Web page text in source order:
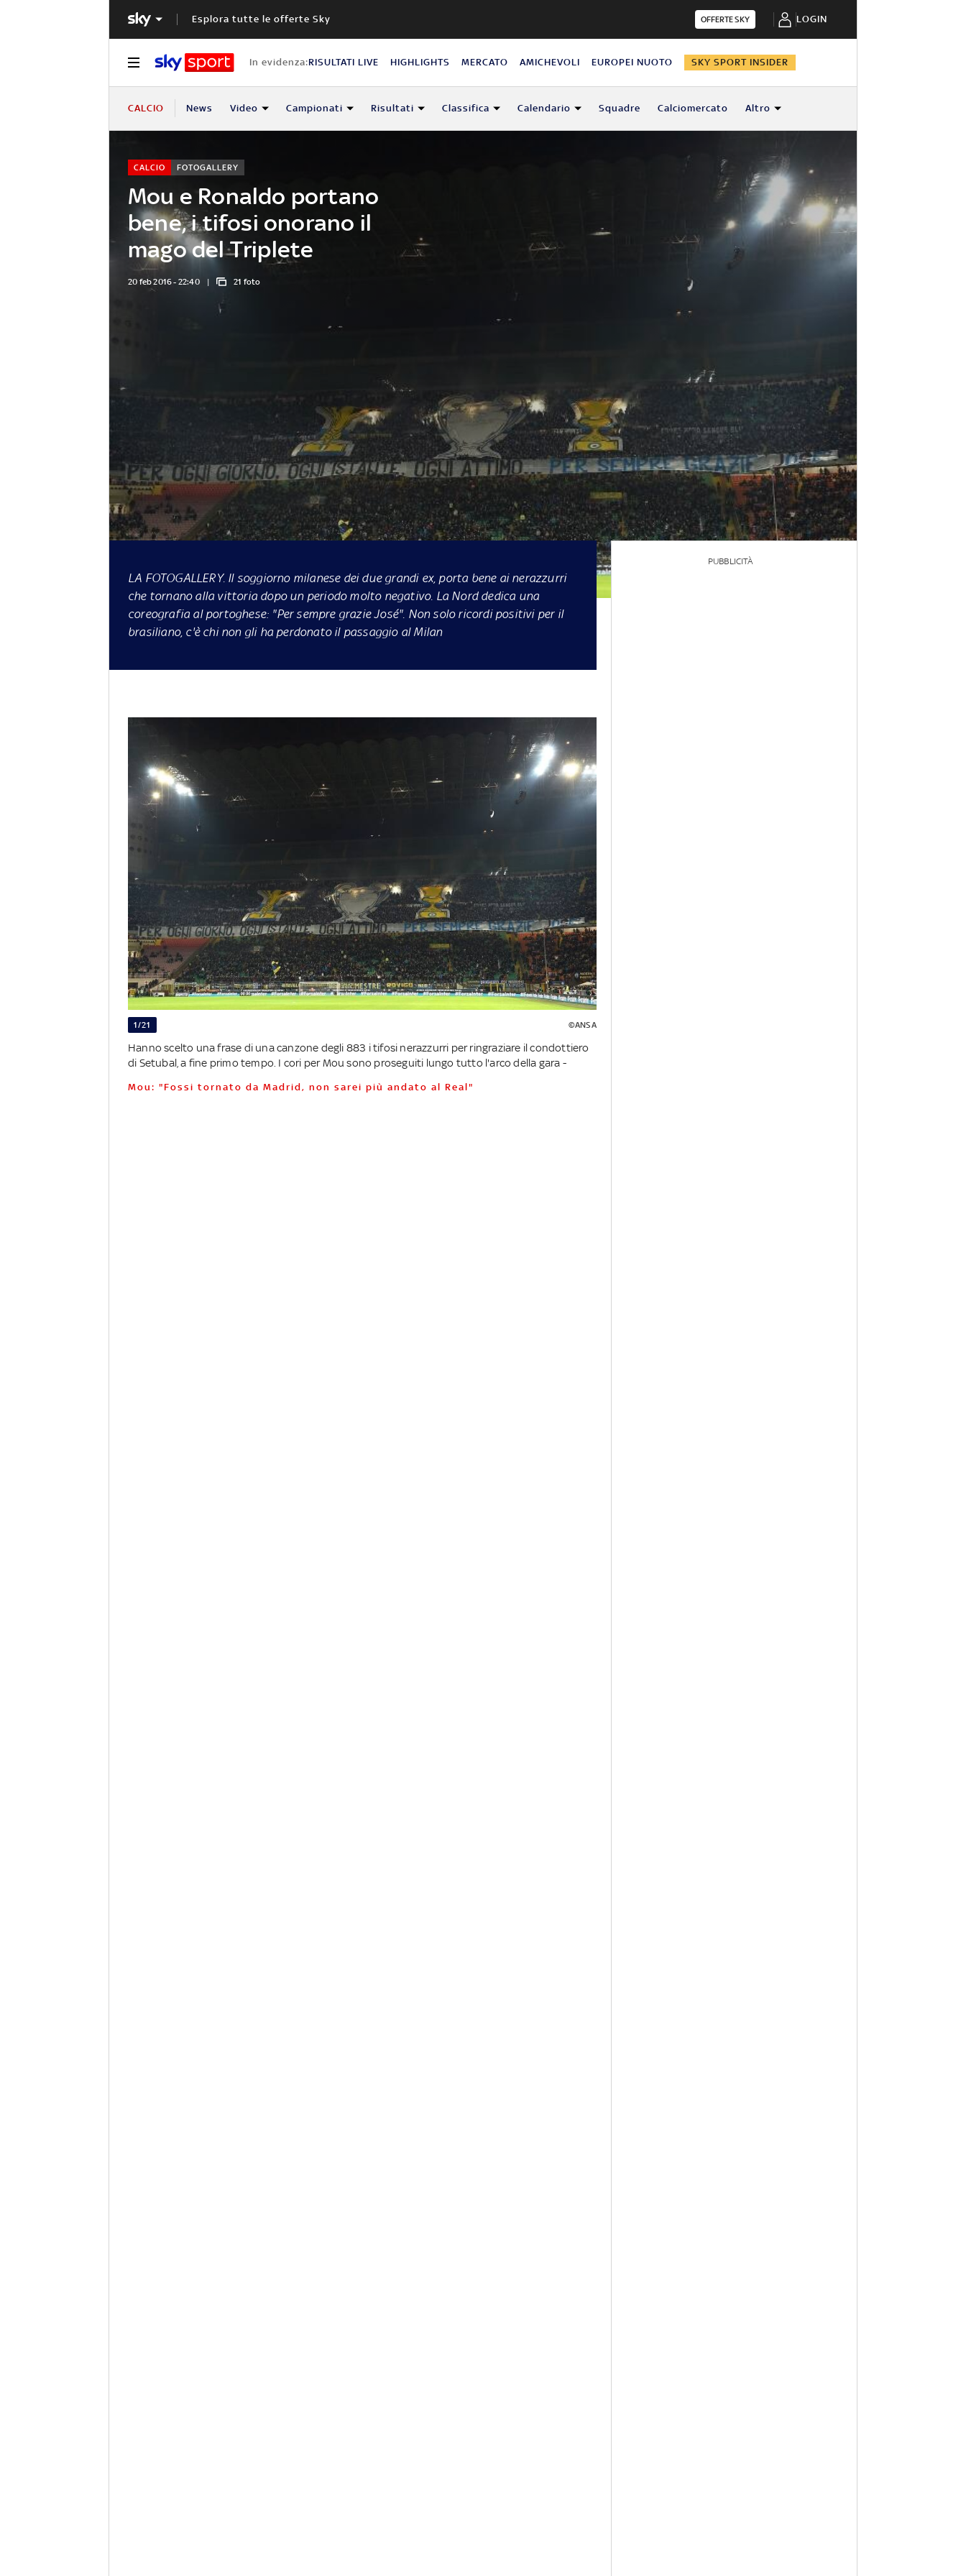
Esplora tutte le offerte Sky OFFERTE SKY LOGIN
In evidenza:RISULTATI LIVE HIGHLIGHTS MERCATO AMICHEVOLI EUROPEI NUOTO SKY SPORT INSIDER
CALCIO News Video Campionati Risultati Classifica Calendario Squadre Calciomercato Altro
Mou e Ronaldo portano
bene, i tifosi onorano il
mago del Triplete
CALCIO FOTOGALLERY
20 feb 2016 - 22:40 21 foto
LA FOTOGALLERY. Il soggiorno milanese dei due grandi ex, porta bene ai nerazzurri
che tornano alla vittoria dopo un periodo molto negativo. La Nord dedica una
coreografia al portoghese: "Per sempre grazie José". Non solo ricordi positivi per il
brasiliano, c'è chi non gli ha perdonato il passaggio al Milan
1/21 ©ANSA
Hanno scelto una frase di una canzone degli 883 i tifosi nerazzurri per ringraziare il condottiero
di Setubal, a fine primo tempo. I cori per Mou sono proseguiti lungo tutto l'arco della gara -
Mou: "Fossi tornato da Madrid, non sarei più andato al Real"
PUBBLICITÀ